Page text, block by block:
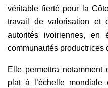
véritable fierté pour la
travail de valorisation et
autorités ivoiriennes, en
communautés productrices
Elle permettra
plat à l’échelle